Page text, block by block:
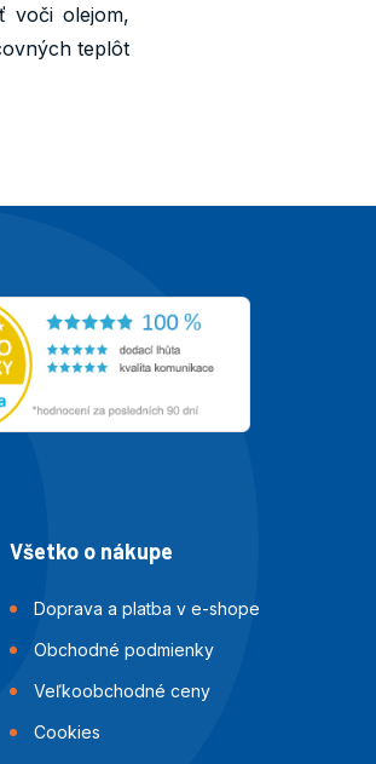
voči olejom,
teplôt
Všetko o nákupe
Doprava a platba v e-shope
Obchodné podmienky
Veľkoobchodné ceny
Cookies